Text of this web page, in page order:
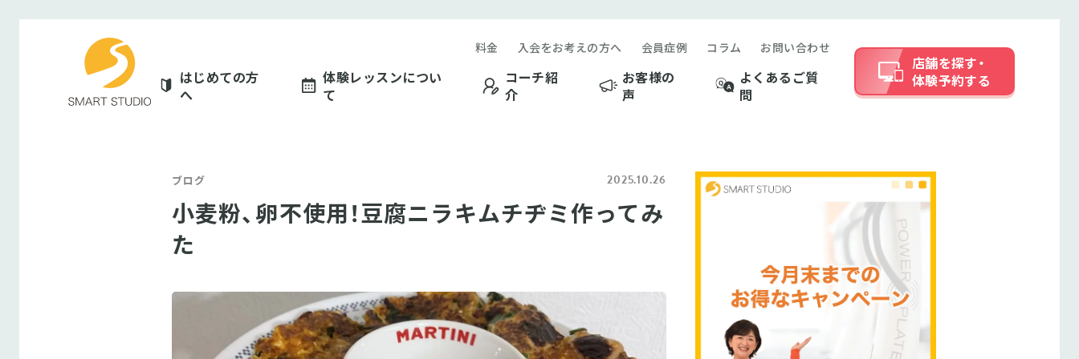
はじめての方
へ
体験レッスンについ
て
コーチ紹
介
お客様の
声
よくあるご質
問
料金 入会をお考えの方へ 会員症例 コラム お問い合わせ
店舗を探す・
体験予約する
ブログ 2025.10.26
小麦粉、卵不使用！豆腐ニラキムチヂミ作ってみ
た